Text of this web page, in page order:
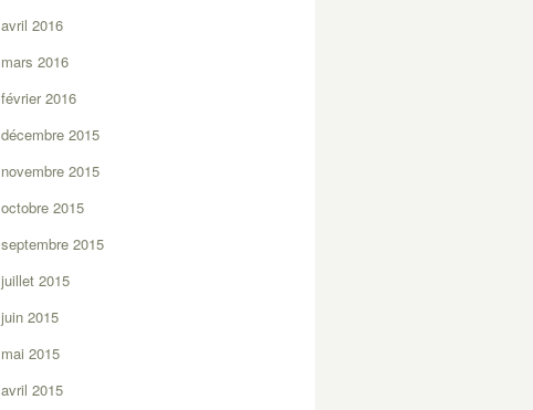
avril 2016
mars 2016
février 2016
décembre 2015
novembre 2015
octobre 2015
septembre 2015
juillet 2015
juin 2015
mai 2015
avril 2015